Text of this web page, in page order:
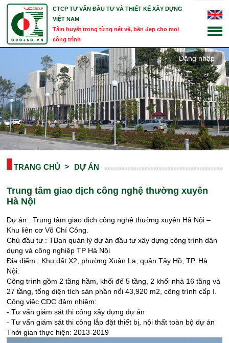
CTCP TƯ VẤN ĐẦU TƯ VÀ THIẾT KẾ XÂY DỰNG
VIỆT NAM
Tâm huyết trong từng nét vẽ, bền đẹp cho mọi
công trình
Đăng nhập
TRANG CHỦ DỰ ÁN
Trung tâm giao dịch công nghệ thường xuyên
Hà Nội
Dự án : Trung tâm giao dịch công nghệ thường xuyên Hà Nội –
Khu liên cơ Võ Chí Công.
Chủ đầu tư : TBan quản lý dự án đầu tư xây dựng công trình dân
dụng và công nghiệp TP Hà Nội
Địa điểm : Khu đất X2, phường Xuân La, quận Tây Hồ, TP. Hà
Nội.
Công trình gồm 2 tầng hầm, khối đế 5 tầng, 2 khối nhà 16 tầng và
27 tầng, tổng diện tích sàn phần nổi 43,920 m2, công trình cấp I.
Công việc CDC đảm nhiệm:
- Tư vấn giám sát thi công xây dựng dự án
- Tư vấn giám sát thi công lắp đặt thiết bị, nội thất toàn bộ dự án
Thời gian thực hiện: 2013-2019